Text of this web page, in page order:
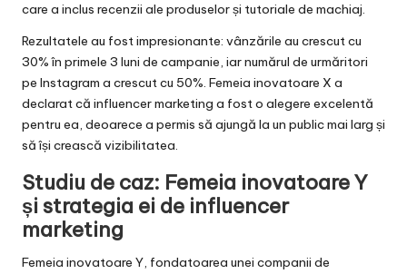
care a inclus recenzii ale produselor și tutoriale de machiaj.
Rezultatele au fost impresionante: vânzările au crescut cu
30% în primele 3 luni de campanie, iar numărul de urmăritori
pe Instagram a crescut cu 50%. Femeia inovatoare X a
declarat că influencer marketing a fost o alegere excelentă
pentru ea, deoarece a permis să ajungă la un public mai larg și
să își crească vizibilitatea.
Studiu de caz: Femeia inovatoare Y
și strategia ei de influencer
marketing
Femeia inovatoare Y, fondatoarea unei companii de